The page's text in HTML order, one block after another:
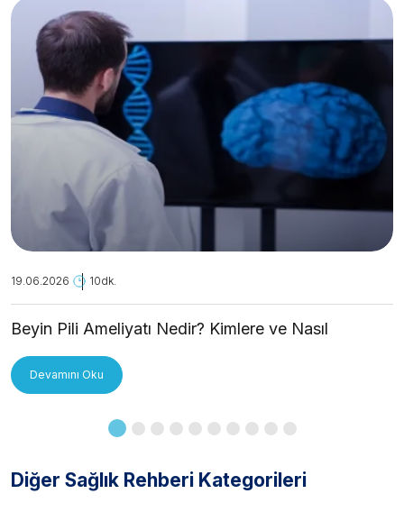
19.06.2026 10dk.
Beyin Pili Ameliyatı Nedir? Kimlere ve Nasıl
Devamını Oku
Diğer Sağlık Rehberi Kategorileri